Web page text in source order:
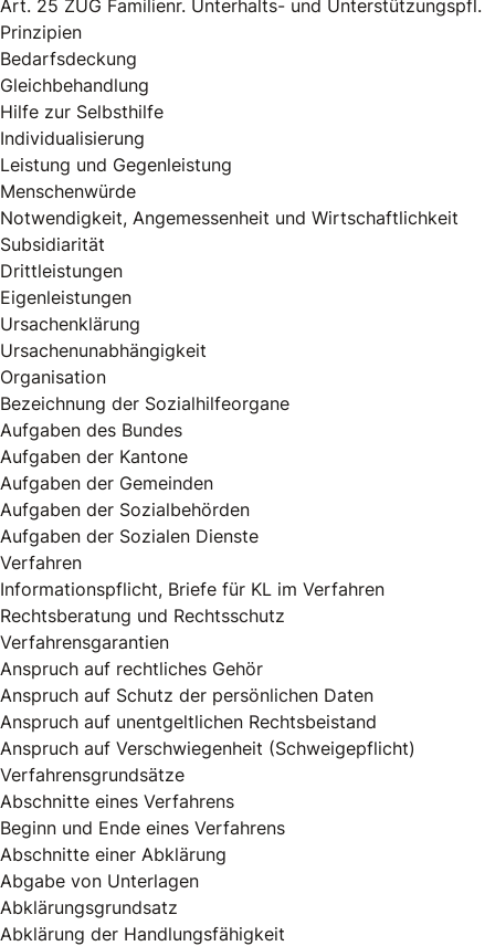
Art. 25 ZUG Familienr. Unterhalts- und Unterstützungspfl.
Prinzipien
Bedarfsdeckung
Gleichbehandlung
Hilfe zur Selbsthilfe
Individualisierung
Leistung und Gegenleistung
Menschenwürde
Notwendigkeit, Angemessenheit und Wirtschaftlichkeit
Subsidiarität
Drittleistungen
Eigenleistungen
Ursachenklärung
Ursachenunabhängigkeit
Organisation
Bezeichnung der Sozialhilfeorgane
Aufgaben des Bundes
Aufgaben der Kantone
Aufgaben der Gemeinden
Aufgaben der Sozialbehörden
Aufgaben der Sozialen Dienste
Verfahren
Informationspflicht, Briefe für KL im Verfahren
Rechtsberatung und Rechtsschutz
Verfahrensgarantien
Anspruch auf rechtliches Gehör
Anspruch auf Schutz der persönlichen Daten
Anspruch auf unentgeltlichen Rechtsbeistand
Anspruch auf Verschwiegenheit (Schweigepflicht)
Verfahrensgrundsätze
Abschnitte eines Verfahrens
Beginn und Ende eines Verfahrens
Abschnitte einer Abklärung
Abgabe von Unterlagen
Abklärungsgrundsatz
Abklärung der Handlungsfähigkeit